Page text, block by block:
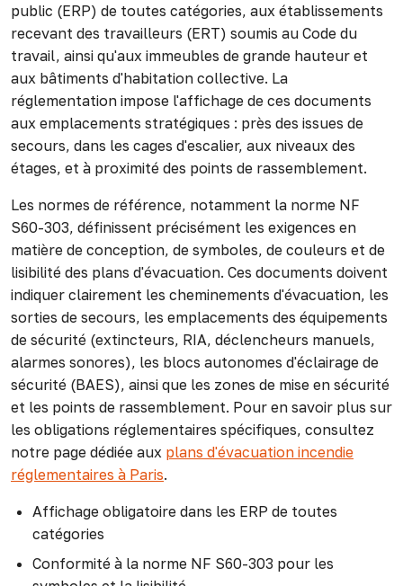
public (ERP) de toutes catégories, aux établissements
recevant des travailleurs (ERT) soumis au Code du
travail, ainsi qu'aux immeubles de grande hauteur et
aux bâtiments d'habitation collective. La
réglementation impose l'affichage de ces documents
aux emplacements stratégiques : près des issues de
secours, dans les cages d'escalier, aux niveaux des
étages, et à proximité des points de rassemblement.
Les normes de référence, notamment la norme NF
S60-303, définissent précisément les exigences en
matière de conception, de symboles, de couleurs et de
lisibilité des plans d'évacuation. Ces documents doivent
indiquer clairement les cheminements d'évacuation, les
sorties de secours, les emplacements des équipements
de sécurité (extincteurs, RIA, déclencheurs manuels,
alarmes sonores), les blocs autonomes d'éclairage de
sécurité (BAES), ainsi que les zones de mise en sécurité
et les points de rassemblement. Pour en savoir plus sur
les obligations réglementaires spécifiques, consultez
notre page dédiée aux plans d'évacuation incendie
réglementaires à Paris.
Affichage obligatoire dans les ERP de toutes
catégories
Conformité à la norme NF S60-303 pour les